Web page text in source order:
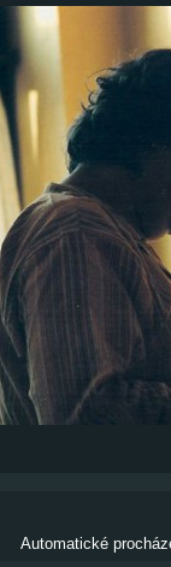
Automatické